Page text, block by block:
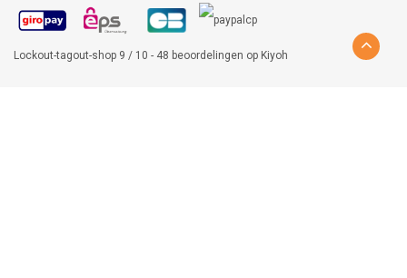
Lockout-tagout-shop 9 / 10 - 48 beoordelingen op Kiyoh